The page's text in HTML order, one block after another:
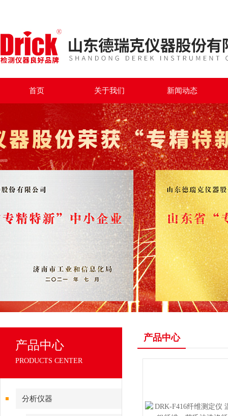
首页 关于我们 新闻动态
产品中心
PRODUCTS CENTER
分析仪器
产品中心